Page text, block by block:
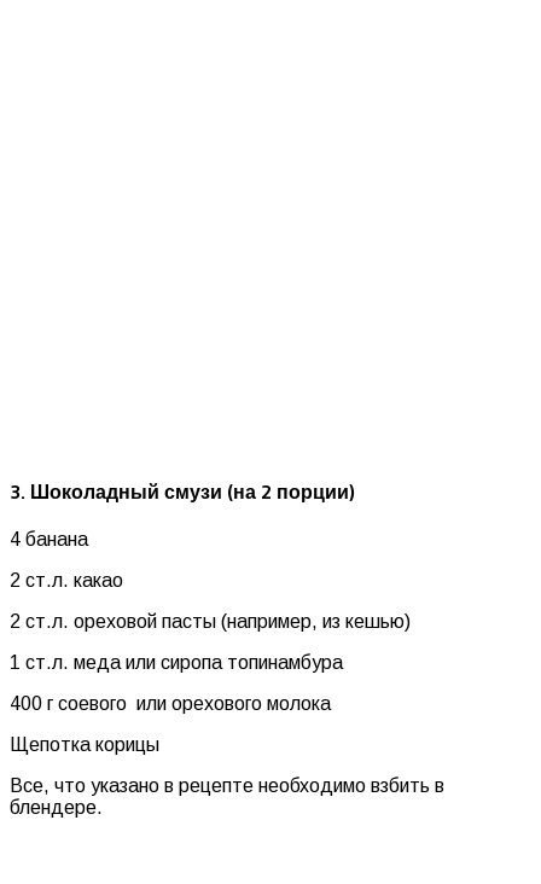
3. Шоколадный смузи (на 2 порции)
4 банана
2 ст.л. какао
2 ст.л. ореховой пасты (например, из кешью)
1 ст.л. меда или сиропа топинамбура
400 г соевого или орехового молока
Щепотка корицы
Все, что указано в рецепте необходимо взбить в
блендере.